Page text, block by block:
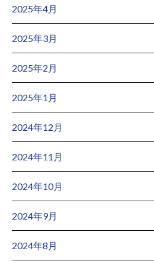
2025年4月
2025年3月
2025年2月
2025年1月
2024年12月
2024年11月
2024年10月
2024年9月
2024年8月